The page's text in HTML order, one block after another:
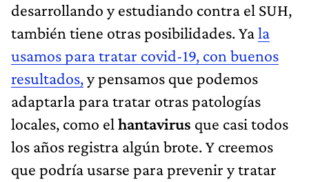
desarrollando y estudiando contra el SUH,
también tiene otras posibilidades. Yala
usamos para tratar covid-19, con buenos
resultados,y pensamos que podemos
adaptarla para tratar otras patologías
locales, como el hantavirus que casi todos
los años registra algún brote. Y creemos
que podría usarse para prevenir y tratar